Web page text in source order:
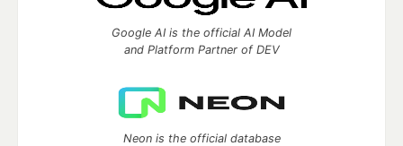
Google AI is the official AI Model
and Platform Partner of DEV
Neon is the official database